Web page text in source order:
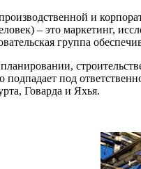
и
– это маркетинг,
группа
подпадает под
Говарда и Яхья.